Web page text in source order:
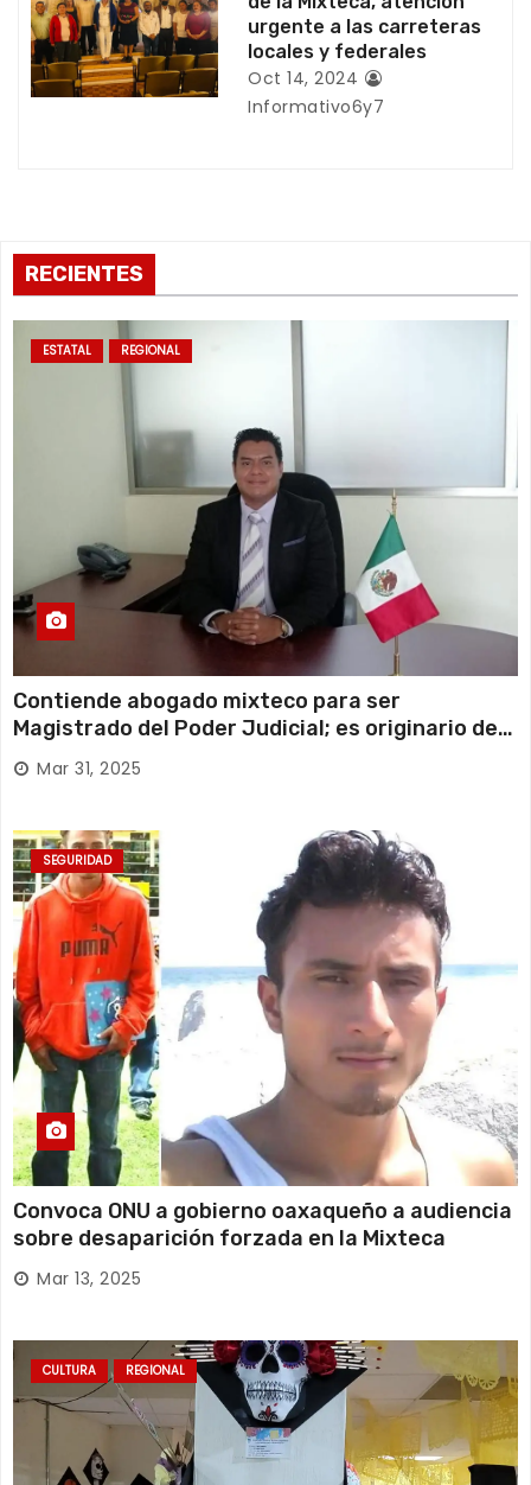
a
s
urgente a las carreteras
locales y federales
Oct 14, 2024
Informativo6y7
RECIENTES
ESTATAL REGIONAL
Contiende abogado mixteco para ser
Magistrado del Poder Judicial; es originario de
Huajuapan de León
Mar 31, 2025
SEGURIDAD
Convoca ONU a gobierno oaxaqueño a audiencia
sobre desaparición forzada en la Mixteca
Mar 13, 2025
CULTURA REGIONAL